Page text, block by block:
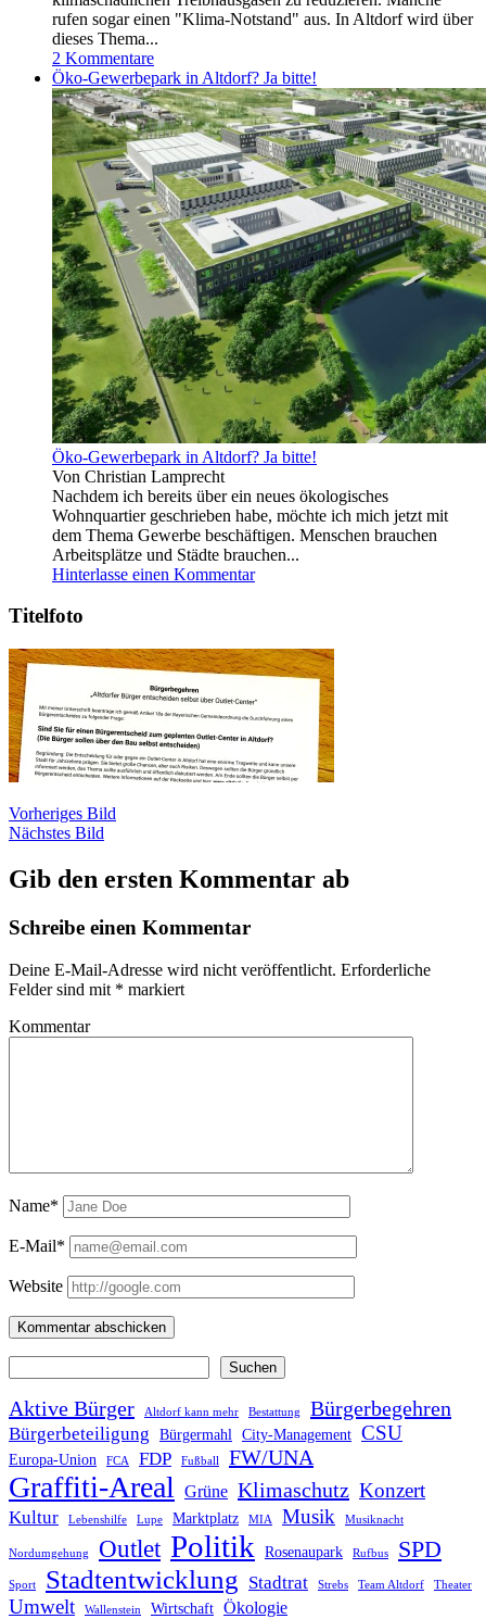
rufen sogar einen "Klima-Notstand" aus. In Altdorf wird über
dieses Thema...
2 Kommentare
Öko-Gewerbepark in Altdorf? Ja bitte!
Öko-Gewerbepark in Altdorf? Ja bitte!
Von Christian Lamprecht
Nachdem ich bereits über ein neues ökologisches
Wohnquartier geschrieben habe, möchte ich mich jetzt mit
dem Thema Gewerbe beschäftigen. Menschen brauchen
Arbeitsplätze und Städte brauchen...
Hinterlasse einen Kommentar
Titelfoto
Vorheriges Bild
Nächstes Bild
Gib den ersten Kommentar ab
Schreibe einen Kommentar
Deine E-Mail-Adresse wird nicht veröffentlicht. Erforderliche
Felder sind mit * markiert
Kommentar
Name*
E-Mail*
Website
Suchen
Aktive Bürger Altdorf kann mehr Bestattung Bürgerbegehren
Bürgerbeteiligung Bürgermahl City-Management CSU
Europa-Union FCA FDP Fußball FW/UNA
Graffiti-Areal Grüne Klimaschutz Konzert
Kultur Lebenshilfe Lupe Marktplatz MIA Musik Musiknacht
Nordumgehung Outlet Politik Rosenaupark Rufbus SPD
Sport Stadtentwicklung Stadtrat Strebs Team Altdorf Theater
Umwelt Wallenstein Wirtschaft Ökologie